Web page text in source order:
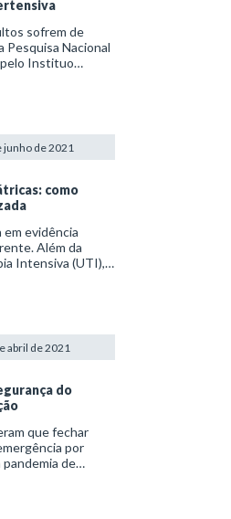
sofrem de
Pesquisa Nacional
pelo Instituo
de casos de
junho de 2021
como
em evidência
Além da
Intensiva (UTI),
possíveis
abril de 2021
do
que fechar
por
de
atendimento